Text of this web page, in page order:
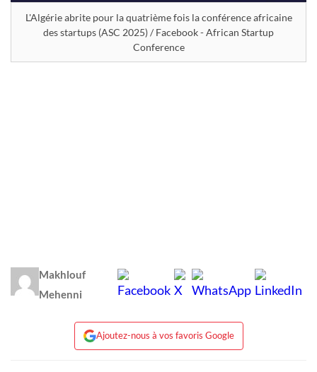
L'Algérie abrite pour la quatrième fois la conférence africaine
des startups (ASC 2025) / Facebook - African Startup
Conference
Makhlouf
Mehenni
Ajoutez-nous à vos favoris Google